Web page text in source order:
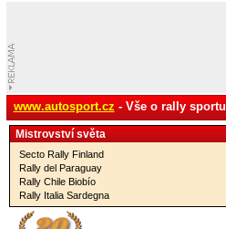
www.autosport.cz - Vše o rally sportu
Mistrovství­ světa
Secto Rally Finland
Rally del Paraguay
Rally Chile Biobío
Rally Italia Sardegna